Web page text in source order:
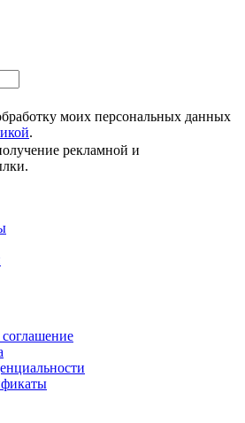
моих персональных данных
.
рекламной и
соглашение